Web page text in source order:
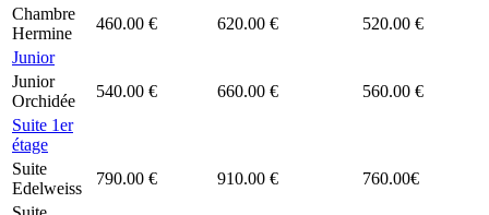
Chambre
Hermine
460.00 € 620.00 €
520.00 €
Junior
Junior
Orchidée
540.00 € 660.00 €
560.00 €
Suite 1er
étage
Suite
Edelweiss
790.00 € 910.00 €
760.00€